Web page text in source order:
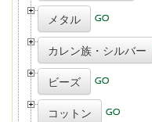
メタル
カレン族・シルバー
ビーズ
コットン